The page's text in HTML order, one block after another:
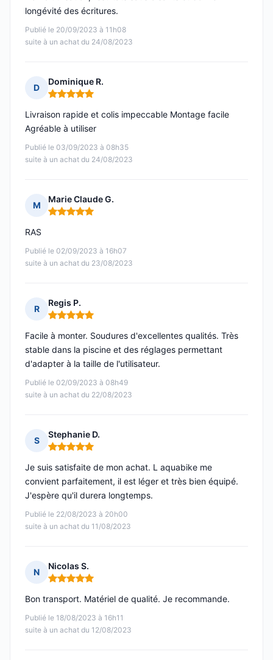
Publié le 20/09/2023 à 11h08
suite à un achat du 24/08/2023
longévité des écritures.
D
Dominique R.
Note : 5 sur 5
Publié le 03/09/2023 à 08h35
suite à un achat du 24/08/2023
Livraison rapide et colis impeccable Montage facile
Agréable à utiliser
M
Marie Claude G.
Note : 5 sur 5
Publié le 02/09/2023 à 16h07
suite à un achat du 23/08/2023
RAS
R
Regis P.
Note : 5 sur 5
Publié le 02/09/2023 à 08h49
suite à un achat du 22/08/2023
Facile à monter. Soudures d'excellentes qualités. Très
stable dans la piscine et des réglages permettant
d'adapter à la taille de l'utilisateur.
S
Stephanie D.
Note : 5 sur 5
Publié le 22/08/2023 à 20h00
suite à un achat du 11/08/2023
Je suis satisfaite de mon achat. L aquabike me
convient parfaitement, il est léger et très bien équipé.
J'espère qu'il durera longtemps.
N
Nicolas S.
Note : 5 sur 5
Publié le 18/08/2023 à 16h11
suite à un achat du 12/08/2023
Bon transport. Matériel de qualité. Je recommande.